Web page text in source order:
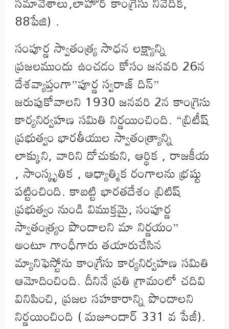
88పేజి) .
సంపూర్ణ స్వాతంత్ర్య సాధన లక్ష్యాన్ని
ప్రజలముందు ఉంచడం కోసం జనవరి 26న
దేశవ్యాప్తంగా”పూర్ణ స్వరాజ్ దిన్”
జరుపుకోవాలని 1930 జనవరి 2న కాంగ్రెసు
కార్యనిర్వహణ సమితి నిర్ణయించింది. “బ్రిటీష్
ప్రభుత్వం భారతీయుల స్వాతంత్ర్యాన్ని
లాక్కుని, వారిని దోచుకుని, ఆర్థిక , రాజకీయ
, సాంస్కృతిక , ఆధ్యాత్మిక రంగాలను భ్రష్టు
పట్టించింది. కాబట్టి భారతదేశం బ్రిటిష్
ప్రభుత్వం నుండి విముక్తమై, సంపూర్ణ
స్వాతంత్ర్యం పొందాలని మా నిర్ణయం”
అంటూ గాంధీగారు తయారుచేసిన
మ్యానిఫెస్టోను కాంగ్రేసు కార్యనిర్వహణ సమితి
ఆమోదించింది. దీనినే ప్రతి గ్రామంలో చదివి
వినిపించి, ప్రజల సహకారాన్ని పొందాలని
నిర్ణయించింది ( మజూందార్ 331 వ పేజీ).